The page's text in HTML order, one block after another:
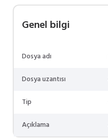
Genel bilgi
Dosya adı
Dosya uzantısı
Tip
Açıklama